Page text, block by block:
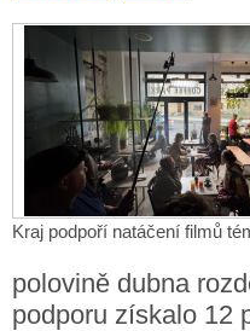
Kraj podpoří natáčení filmů
polovině dubna
podporu získalo 12